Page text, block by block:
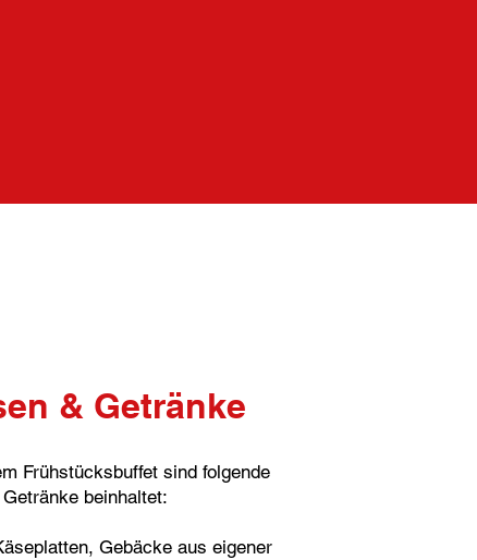
& Getränke
Frühstücksbuffet sind folgende
beinhaltet:
Gebäcke aus eigener